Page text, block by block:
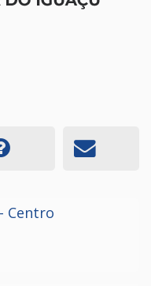
- Centro